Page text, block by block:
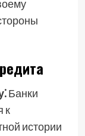
Банки
к
истории